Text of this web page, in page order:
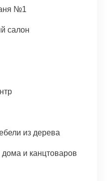
№1
салон
из дерева
и канцтоваров